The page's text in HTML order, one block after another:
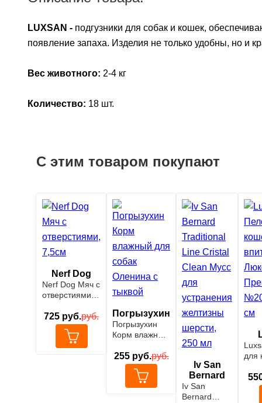
LUXSAN - подгузники для собак и кошек,
появление запаха. Изделия не только удобны, но и
Вес животного: 2-4 кг
Количество: 18 шт.
С этим товаром покупают
Nerf Dog
Nerf Dog Мяч с
отверстиями,
725 руб.руб. Погрызухин
Погрызухин
Корм влажный
Оленина с
тыквой
255руб.руб.
Iv San
Bernard
Iv San
Bernard
для